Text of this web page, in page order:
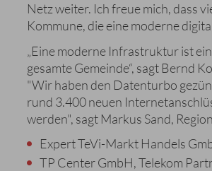
Netz weiter. Ich freue mich, dass
Kommune, die eine moderne
„Eine moderne Infrastruktur ist
gesamte Gemeinde“, sagt Bernd
"Wir haben den Datenturbo
rund 3.400 neuen
werden", sagt Markus Sand,
Expert TeVi-Markt Handels
TP Center GmbH, Telekom